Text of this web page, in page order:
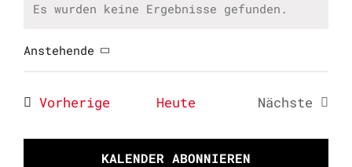
Hinweis
Es wurden keine Ergebnisse gefunden.
Anstehende
wählen.
VorherigeVeranstaltungen
Heute
Nächste
KALENDER ABONNIEREN